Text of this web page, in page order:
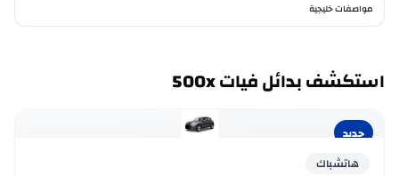
مواصفات خليجية
استكشف بدائل فيات 500x
جديد
هاتشباك